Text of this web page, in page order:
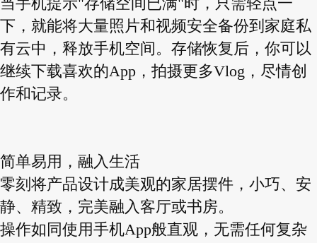
当手机提示"存储空间已满"时，只需轻点一
下，就能将大量照片和视频安全备份到家庭私
有云中，释放手机空间。存储恢复后，你可以
继续下载喜欢的App，拍摄更多Vlog，尽情创
作和记录。
简单易用，融入生活
零刻将产品设计成美观的家居摆件，小巧、安
静、精致，完美融入客厅或书房。
操作如同使用手机App般直观，无需任何复杂